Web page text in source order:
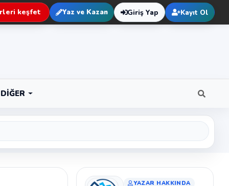
keşfet Yaz ve Kazan Giriş Yap Kayıt Ol
DIĞER
YAZAR HAKKINDA